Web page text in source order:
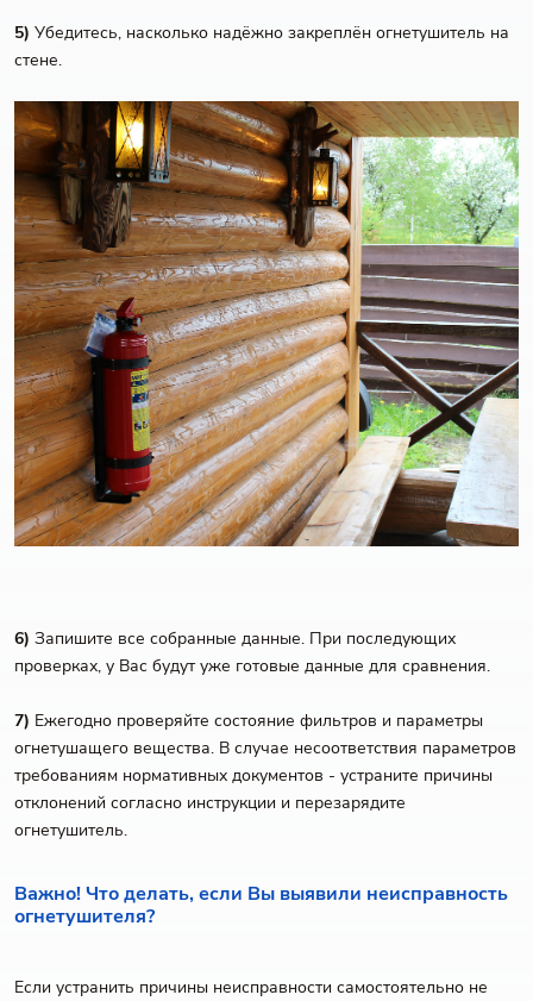
5) Убедитесь, насколько надёжно закреплён огнетушитель на
стене.
6) Запишите все собранные данные. При последующих
проверках, у Вас будут уже готовые данные для сравнения.
7) Ежегодно проверяйте состояние фильтров и параметры
огнетушащего вещества. В случае несоответствия параметров
требованиям нормативных документов - устраните причины
отклонений согласно инструкции и перезарядите
огнетушитель.
Важно! Что делать, если Вы выявили неисправность
огнетушителя?
Если устранить причины неисправности самостоятельно не